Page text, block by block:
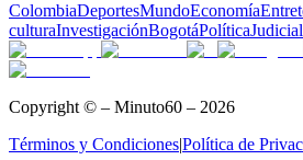
ColombiaDeportesMundoEconomía
culturaInvestigaciónBogotáPolíticaJudicial
Copyright © – Minuto60 – 2026
Términos y Condiciones|Política de